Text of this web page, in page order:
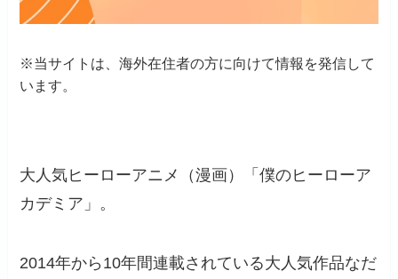
※当サイトは、海外在住者の方に向けて情報を発信して
います。
大人気ヒーローアニメ（漫画）「僕のヒーローア
カデミア」。
2014年から10年間連載されている大人気作品なだ